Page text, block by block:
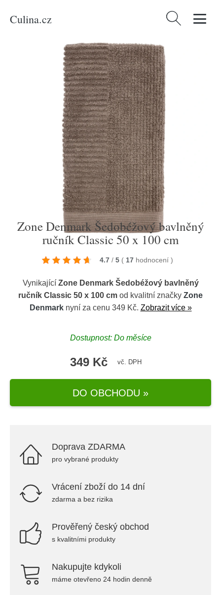
Culina.cz Vyhledávání
Produkty/Bydlení a doplňky/Zone Denmark Šedobéžový
bavlněný ručník Classic 50 x 100 cm
Zone Denmark Šedobéžový bavlněný
ručník Classic 50 x 100 cm
4.7 / 5 ( 17 hodnocení )
Vynikající Zone Denmark Šedobéžový bavlněný
ručník Classic 50 x 100 cm od kvalitní značky Zone
Denmarknyní za cenu 349 Kč. Zobrazit více »
Dostupnost: Do měsíce
349 Kč vč. DPH
DO OBCHODU »
Doprava ZDARMA
pro vybrané produkty
Vrácení zboží do 14 dní
zdarma a bez rizika
Prověřený český obchod
s kvalitními produkty
Nakupujte kdykoli
máme otevřeno 24 hodin denně